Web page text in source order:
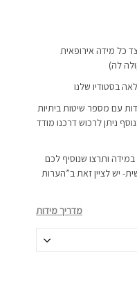
כל מידה אירופאית
לה)
בסטודיו שלנו
עם מספר שיטות ביתיות
ניתן לרכוש דרכנו מודד
ותרצו שנוסיף לכם
יש לציין זאת ב”הערות
מדריך מידות